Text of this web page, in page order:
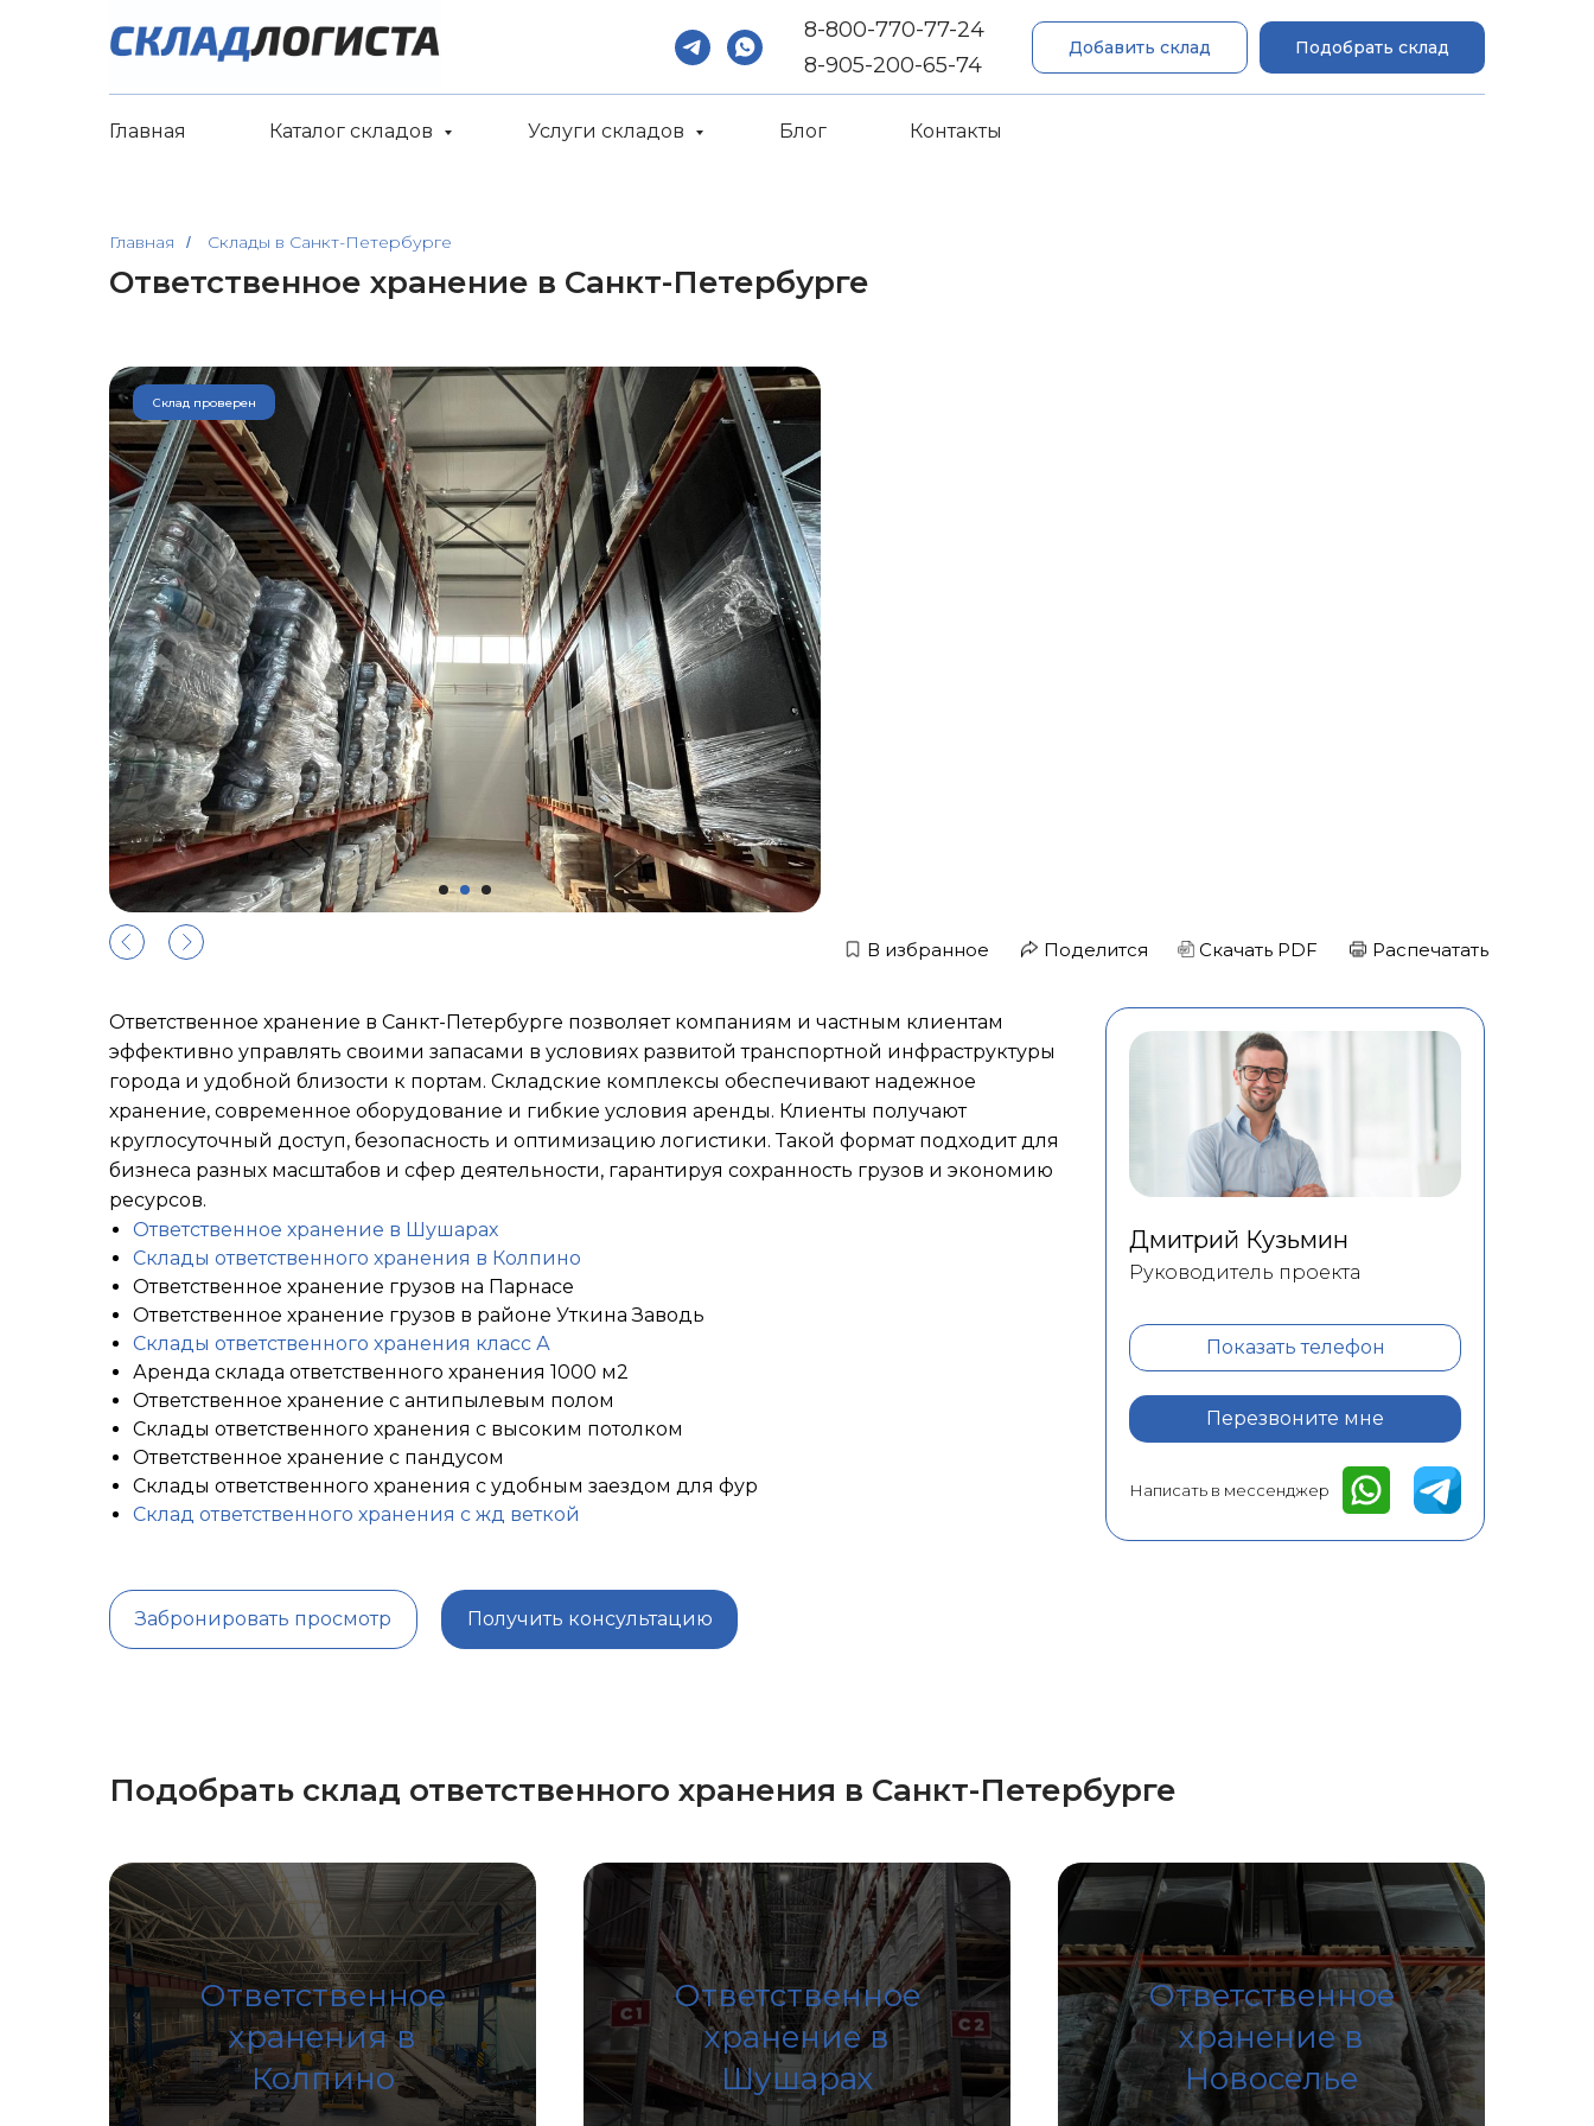
8-800-770-77-24
8-905-200-65-74‬
Добавить склад Подобрать склад
Главная Каталог складов Услуги складов Блог Контакты
Главная / Склады в Санкт-Петербурге
Ответственное хранение в Санкт-Петербурге
В избранное Поделится Скачать PDF Распечатать
Склад проверен
Ответственное хранение в Шушарах
Склады ответственного хранения в Колпино
Ответственное хранение грузов на Парнасе
Ответственное хранение грузов в районе Уткина Заводь
Склады ответственного хранения класс А
Аренда склада ответственного хранения 1000 м2
Ответственное хранение с антипылевым полом
Склады ответственного хранения с высоким потолком
Ответственное хранение с пандусом
Склады ответственного хранения с удобным заездом для фур
Склад ответственного хранения с жд веткой
Ответственное хранение в Санкт-Петербурге позволяет компаниям и частным клиентам
эффективно управлять своими запасами в условиях развитой транспортной инфраструктуры
города и удобной близости к портам. Складские комплексы обеспечивают надежное
хранение, современное оборудование и гибкие условия аренды. Клиенты получают
круглосуточный доступ, безопасность и оптимизацию логистики. Такой формат подходит для
бизнеса разных масштабов и сфер деятельности, гарантируя сохранность грузов и экономию
ресурсов.
Получить консультацию
Забронировать просмотр
Дмитрий Кузьмин
Руководитель проекта
Написать в мессенджер
Показать телефон
Перезвоните мне
Подобрать склад ответственного хранения в Санкт-Петербурге
Ответственное
хранения в
Колпино
Подробнее
Ответственное
хранение в
Шушарах
Подробнее
Ответственное
хранение в
Новоселье
Подробнее